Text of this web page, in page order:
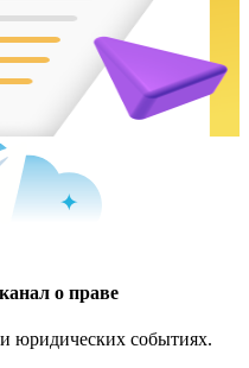
о праве
юридических событиях.